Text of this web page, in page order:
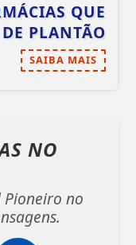
QUE
PLANTÃO
SAIBA MAIS
NO
Pioneiro no